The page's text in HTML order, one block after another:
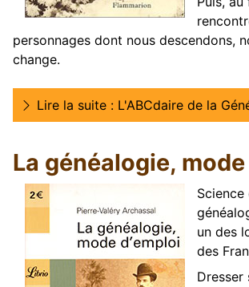
personnages dont nous descendons,
change.
Lire la suite : L'ABCdaire de la
La généalogie,
un des
des
Dresser